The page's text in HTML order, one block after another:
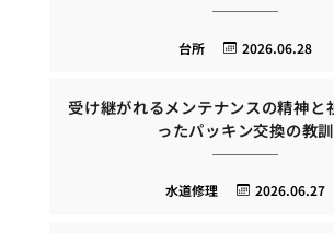
2026.06.28
台所
受け継がれるメンテナンスの精神と
ったパッキン交換の教訓
2026.06.27
水道修理